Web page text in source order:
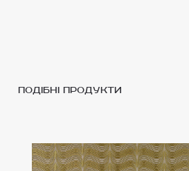
подібні продукти